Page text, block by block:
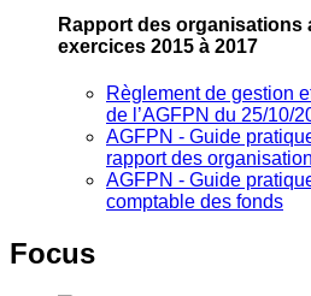
Rapport des organisations
exercices 2015 à 2017
Règlement de gestion
de l’AGFPN du 25/10/
AGFPN ‐ Guide
rapport des
AGFPN ‐ Guide
comptable des fonds
Focus